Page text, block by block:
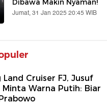
Dibawa Makin Nyaman!
Jumat, 31 Jan 2025 20:45 WIB
Land Cruiser FJ, Jusuf
Minta Warna Putih: Biar